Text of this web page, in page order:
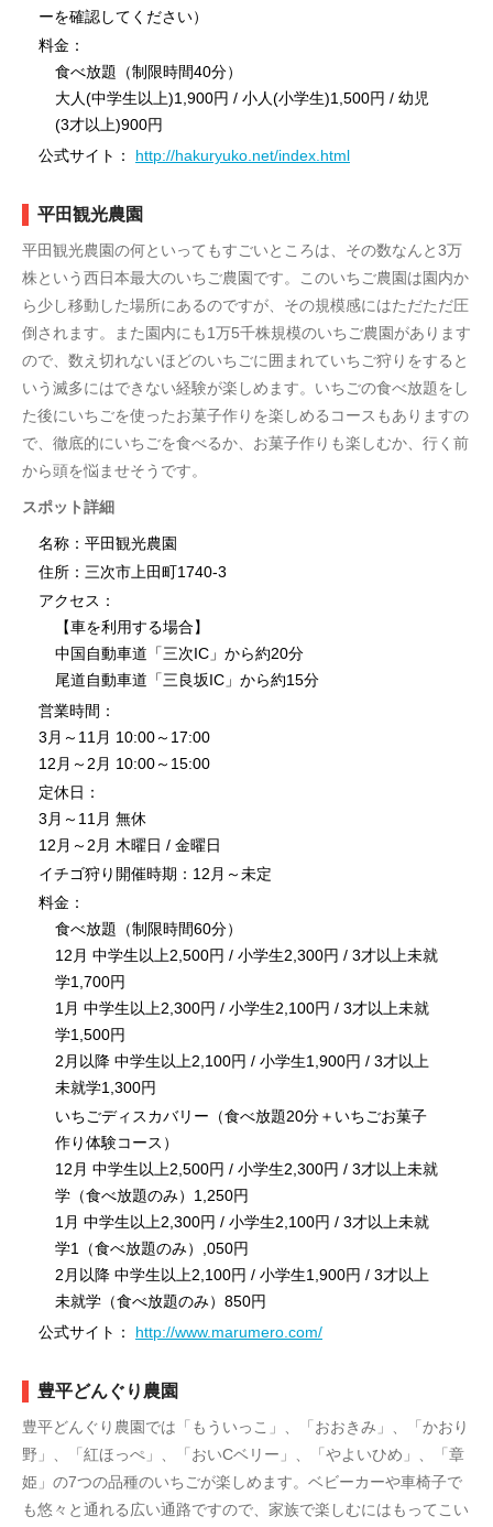
ーを確認してください）
料金：
食べ放題（制限時間40分）
大人(中学生以上)1,900円 / 小人(小学生)1,500円 / 幼児
(3才以上)900円
公式サイト： http://hakuryuko.net/index.html
平田観光農園
平田観光農園の何といってもすごいところは、その数なんと3万
株という西日本最大のいちご農園です。このいちご農園は園内か
ら少し移動した場所にあるのですが、その規模感にはただただ圧
倒されます。また園内にも1万5千株規模のいちご農園があります
ので、数え切れないほどのいちごに囲まれていちご狩りをすると
いう滅多にはできない経験が楽しめます。いちごの食べ放題をし
た後にいちごを使ったお菓子作りを楽しめるコースもありますの
で、徹底的にいちごを食べるか、お菓子作りも楽しむか、行く前
から頭を悩ませそうです。
スポット詳細
名称：平田観光農園
住所：三次市上田町1740-3
アクセス：
【車を利用する場合】
中国自動車道「三次IC」から約20分
尾道自動車道「三良坂IC」から約15分
営業時間：
3月～11月 10:00～17:00
12月～2月 10:00～15:00
定休日：
3月～11月 無休
12月～2月 木曜日 / 金曜日
イチゴ狩り開催時期：12月～未定
料金：
食べ放題（制限時間60分）
12月 中学生以上2,500円 / 小学生2,300円 / 3才以上未就
学1,700円
1月 中学生以上2,300円 / 小学生2,100円 / 3才以上未就
学1,500円
2月以降 中学生以上2,100円 / 小学生1,900円 / 3才以上
未就学1,300円
いちごディスカバリー（食べ放題20分＋いちごお菓子
作り体験コース）
12月 中学生以上2,500円 / 小学生2,300円 / 3才以上未就
学（食べ放題のみ）1,250円
1月 中学生以上2,300円 / 小学生2,100円 / 3才以上未就
学1（食べ放題のみ）,050円
2月以降 中学生以上2,100円 / 小学生1,900円 / 3才以上
未就学（食べ放題のみ）850円
公式サイト： http://www.marumero.com/
豊平どんぐり農園
豊平どんぐり農園では「もういっこ」、「おおきみ」、「かおり
野」、「紅ほっぺ」、「おいCベリー」、「やよいひめ」、「章
姫」の7つの品種のいちごが楽しめます。ベビーカーや車椅子で
も悠々と通れる広い通路ですので、家族で楽しむにはもってこい